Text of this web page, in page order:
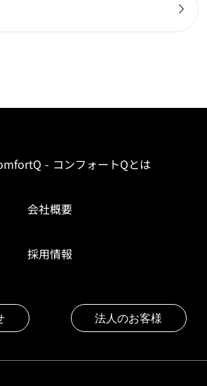
- コンフォートQとは
会社概要
採用情報
法人のお客様